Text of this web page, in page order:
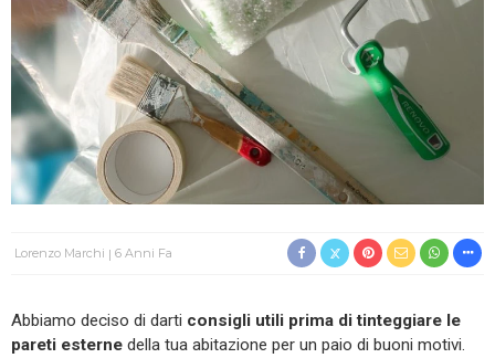
Lorenzo Marchi 6 Anni Fa
Abbiamo deciso di darti consigli utili prima di tinteggiare le
pareti esterne della tua abitazione per un paio di buoni motivi.